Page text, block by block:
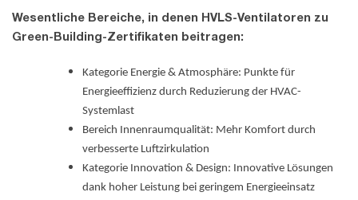
Wesentliche Bereiche, in denen HVLS-Ventilatoren zu
Green-Building-Zertifikaten beitragen:
Kategorie Energie & Atmosphäre: Punkte für
Energieeffizienz durch Reduzierung der HVAC-
Systemlast
Bereich Innenraumqualität: Mehr Komfort durch
verbesserte Luftzirkulation
Kategorie Innovation & Design: Innovative Lösungen
dank hoher Leistung bei geringem Energieeinsatz